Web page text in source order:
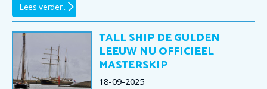
Lees verder...
TALL SHIP DE GULDEN
LEEUW NU OFFICIEEL
MASTERSKIP
18-09-2025